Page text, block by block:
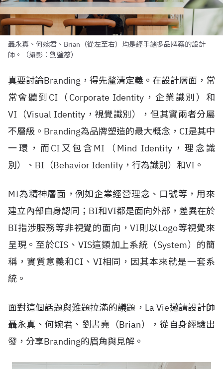
聶永真、何婉君、Brian（從左至右）均是經手諸多品牌案的設計
師。（攝影：劉璧慈）
真要討論Branding ，得先釐清定義。在設計層面，常
常會聽到 CI（ Corporate Identity ，企業識別）和
VI （Visual Identity，視覺識別），但其實兩者分屬
不層級。 Branding為品牌塑造的最大概念， CI是其中
一環，而CI 又包含MI （ Mind Identity，理念識
別）、 BI （Behavior Identity ，行為識別）和VI 。
MI為精神層面，例如企業經營理念、口號等，用來
建立內部自身認同； BI和VI都是面向外部，差異在於
BI指涉服務等非視覺的面向，VI則以Logo等視覺來
呈現。至於CIS 、 VIS這類加上系統（System）的簡
稱，實質意義和CI、 VI相同，因其本來就是一套系
統。
面對這個話題與難題拉滿的議題， La Vie邀請設計師
聶永真、何婉君、劉書堯（Brian），從自身經驗出
發，分享Branding的眉角與見解。